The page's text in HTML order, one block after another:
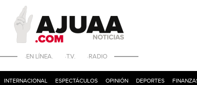
·EN LÍNEA. ·T.V. ·RADIO
INTERNACIONAL ESPECTÁCULOS OPINIÓN DEPORTES